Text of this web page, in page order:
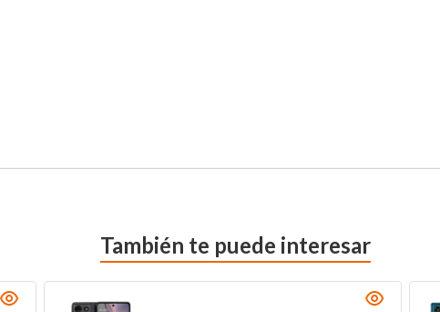
También te puede interesar